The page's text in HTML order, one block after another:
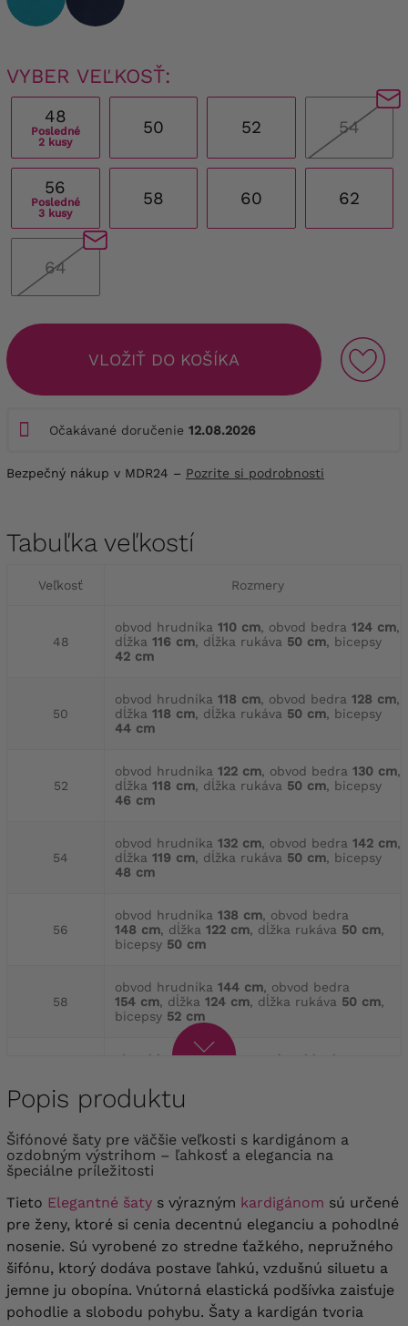
VYBER VEĽKOSŤ:
48
Posledné
2 kusy
50 52 54
56
Posledné
3 kusy
58 60 62
64
VLOŽIŤ DO KOŠÍKA
Očakávané doručenie 12.08.2026
Bezpečný nákup v MDR24 – Pozrite si podrobnosti
Tabuľka veľkostí
Veľkosť Rozmery
48
obvod hrudníka 110 cm, obvod bedra 124 cm,
dĺžka 116 cm, dĺžka rukáva 50 cm, bicepsy
42 cm
50
obvod hrudníka 118 cm, obvod bedra 128 cm,
dĺžka 118 cm, dĺžka rukáva 50 cm, bicepsy
44 cm
52
obvod hrudníka 122 cm, obvod bedra 130 cm,
dĺžka 118 cm, dĺžka rukáva 50 cm, bicepsy
46 cm
54
obvod hrudníka 132 cm, obvod bedra 142 cm,
dĺžka 119 cm, dĺžka rukáva 50 cm, bicepsy
48 cm
56
obvod hrudníka 138 cm, obvod bedra
148 cm, dĺžka 122 cm, dĺžka rukáva 50 cm,
bicepsy 50 cm
58
obvod hrudníka 144 cm, obvod bedra
154 cm, dĺžka 124 cm, dĺžka rukáva 50 cm,
bicepsy 52 cm
obvod hrudníka 150 cm
, obvod bedra
bicepsy
62
obvod hrudníka 156 cm
, obvod bedra
166 cm, dĺžka 129 cm , dĺžka rukáva 50 cm
bicepsy 56 cm
obvod hrudníka 162 cm, obvod bedra 172 cm,
dĺžka
134 cm , dĺžka rukáva 52 cm
, bicepsy
58 cm
Popis produktu
Šifónové šaty pre väčšie veľkosti s kardigánom a
ozdobným výstrihom – ľahkosť a elegancia na
špeciálne príležitosti
Tieto Elegantné šaty s výrazným kardigánom sú určené
pre ženy, ktoré si cenia decentnú eleganciu a pohodlné
nosenie. Sú vyrobené zo stredne ťažkého, nepružného
šifónu, ktorý dodáva postave ľahkú, vzdušnú siluetu a
jemne ju obopína. Vnútorná elastická podšívka zaisťuje
pohodlie a slobodu pohybu. Šaty a kardigán tvoria